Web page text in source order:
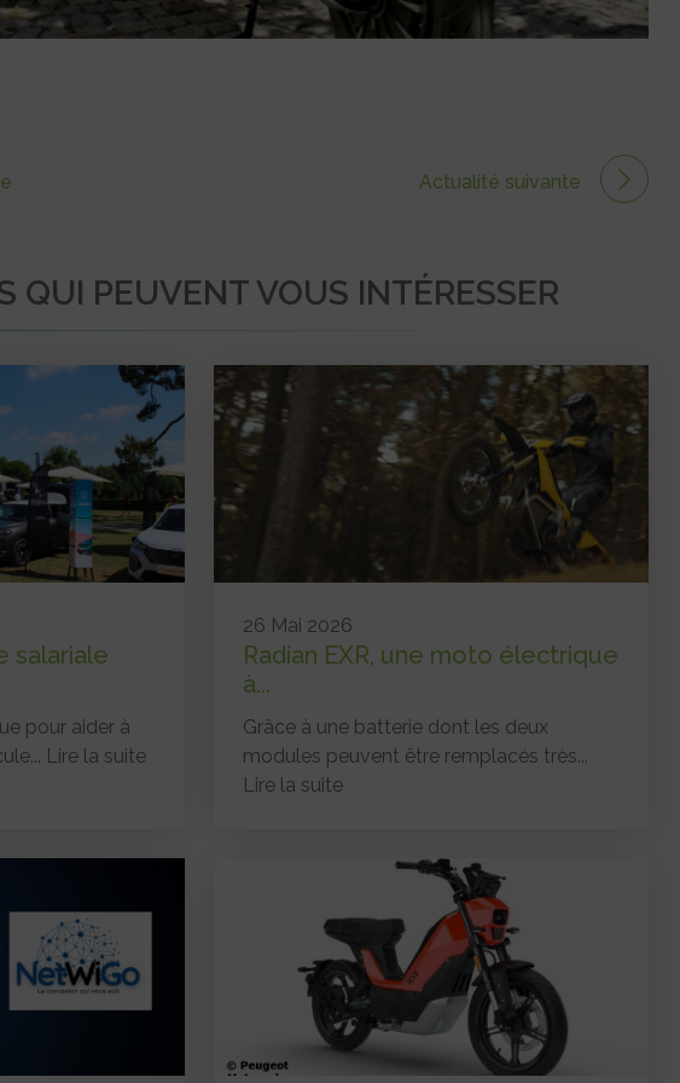
Actualité suivante
QUI PEUVENT VOUS INTÉRESSER
salariale
pour aider à
Lire la suite
26 Mai 2026
Radian EXR, une moto électrique
à...
Grâce à une batterie dont les deux
modules peuvent être remplacés très...
Lire la suite